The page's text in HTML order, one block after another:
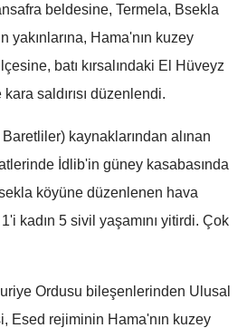
Mersin
İstanbul
İzmir
Kars
Kastamonu
Kayseri
Kocaeli
beldesine, Termela, Bsekla
yakınlarına, Hama'nın kuzey
batı kırsalındaki El Hüveyz
saldırısı düzenlendi.
kaynaklarından alınan
İdlib'in güney kasabasında
köyüne düzenlenen hava
kadın 5 sivil yaşamını yitirdi. Çok
Ordusu bileşenlerinden Ulusal
Esed rejiminin Hama'nın kuzey